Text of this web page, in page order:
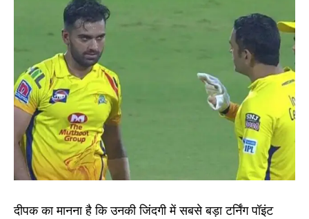
दीपक का मानना है कि उनकी जिंदगी में सबसे बड़ा टर्निंग पॉइंट